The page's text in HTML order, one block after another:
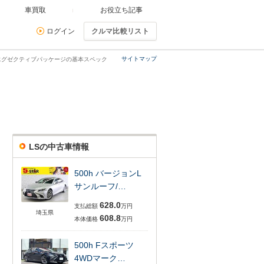
車買取 お役立ち記事
ログイン クルマ比較リスト
サイトマップ
ゼクティブパッケージの基本スペック
LSの中古車情報
埼玉県
500h バージョンL
サンルーフ/…
支払総額 628.0万円
本体価格 608.8万円
500h Fスポーツ
4WDマーク…